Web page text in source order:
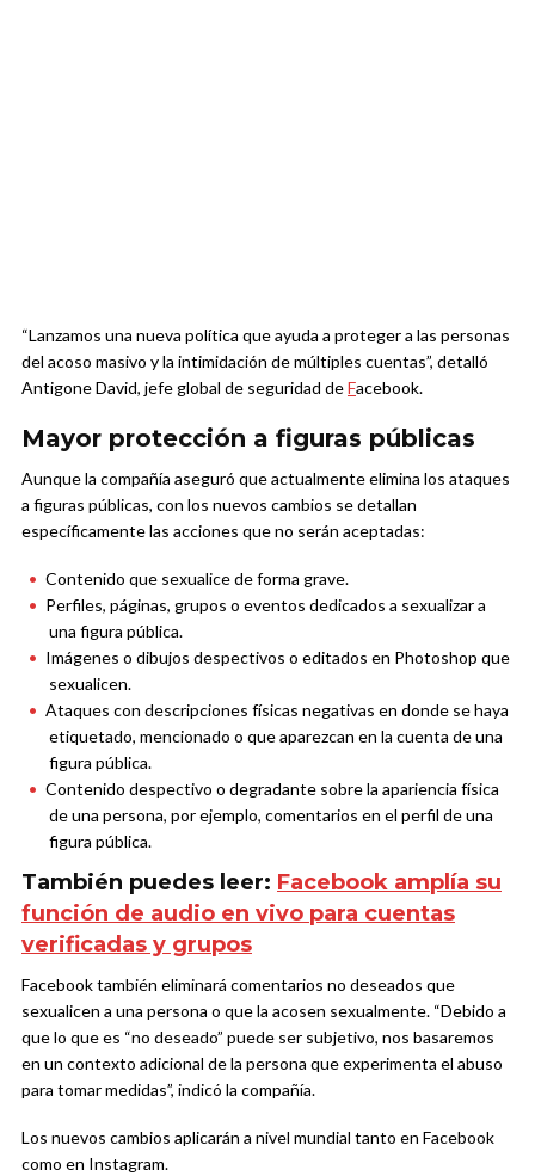
“Lanzamos una nueva política que ayuda a proteger a las personas
del acoso masivo y la intimidación de múltiples cuentas”, detalló
Antigone David, jefe global de seguridad deFacebook.
Mayor protección a figuras públicas
Aunque la compañía aseguró que actualmente elimina los ataques
a figuras públicas, con los nuevos cambios se detallan
específicamente las acciones que no serán aceptadas:
Contenido que sexualice de forma grave.
Perfiles, páginas, grupos o eventos dedicados a sexualizar a
una figura pública.
Imágenes o dibujos despectivos o editados en Photoshop que
sexualicen.
Ataques con descripciones físicas negativas en donde se haya
etiquetado, mencionado o que aparezcan en la cuenta de una
figura pública.
Contenido despectivo o degradante sobre la apariencia física
de una persona, por ejemplo, comentarios en el perfil de una
figura pública.
También puedes leer: Facebook amplía su
función de audio en vivo para cuentas
verificadas y grupos
Facebook también eliminará comentarios no deseados que
sexualicen a una persona o que la acosen sexualmente. “Debido a
que lo que es “no deseado” puede ser subjetivo, nos basaremos
en un contexto adicional de la persona que experimenta el abuso
para tomar medidas”, indicó la compañía.
Los nuevos cambios aplicarán a nivel mundial tanto en Facebook
como en Instagram.